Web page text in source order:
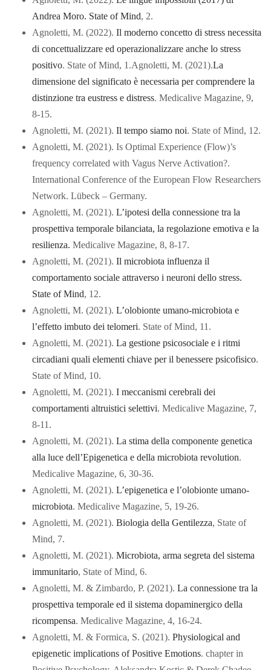
Andrea Moro. State of Mind, 2.
Agnoletti, M. (2022).Il moderno concetto di stress necessita
di concettualizzare ed operazionalizzare anche lo stress
positivo. State of Mind, 1.Agnoletti, M. (2021).La
dimensione del significato è necessaria per comprendere la
distinzione tra eustress e distress. Medicalive Magazine, 9,
8-15.
Agnoletti, M. (2021).Il tempo siamo noi. State of Mind, 12.
Agnoletti, M. (2021). Is Optimal Experience (Flow)’s
frequency correlated with Vagus Nerve Activation?.
International Conference of the European Flow Researchers
Network. Lübeck – Germany.
Agnoletti, M. (2021).L’ipotesi della connessione tra la
prospettiva temporale bilanciata, la regolazione emotiva e la
resilienza. Medicalive Magazine, 8, 8-17.
Agnoletti, M. (2021).Il microbiota influenza il
comportamento sociale attraverso i neuroni dello stress.
State of Mind, 12.
Agnoletti, M. (2021).L’olobionte umano-microbiota e
l’effetto imbuto dei telomeri. State of Mind, 11.
Agnoletti, M. (2021).La gestione psicosociale e i ritmi
circadiani quali elementi chiave per il benessere psicofisico.
State of Mind, 10.
Agnoletti, M. (2021).I meccanismi cerebrali dei
comportamenti altruistici selettivi. Medicalive Magazine, 7,
8-11.
Agnoletti, M. (2021).La stima della componente genetica
alla luce dell’Epigenetica e della microbiota revolution.
Medicalive Magazine, 6, 30-36.
Agnoletti, M. (2021).L’epigenetica e l’olobionte umano-
microbiota. Medicalive Magazine, 5, 19-26.
Agnoletti, M. (2021).Biologia della Gentilezza, State of
Mind, 7.
Agnoletti, M. (2021).Microbiota, arma segreta del sistema
immunitario, State of Mind, 6.
Agnoletti, M. & Zimbardo, P. (2021).La connessione tra la
prospettiva temporale ed il sistema dopaminergico della
ricompensa. Medicalive Magazine, 4, 16-24.
Agnoletti, M. & Formica, S. (2021).Physiological and
epigenetic implications of Positive Emotions. chapter in